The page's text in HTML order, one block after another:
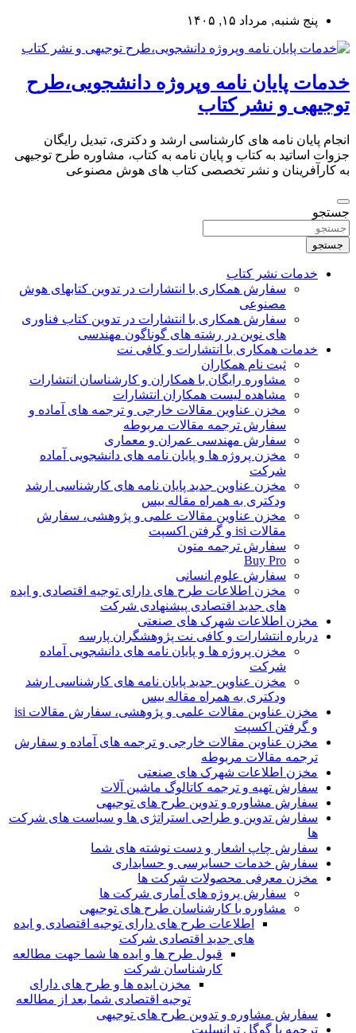
بروید
پنج شنبه, مرداد ۱۵, ۱۴۰۵
خدمات پایان نامه وپروژه دانشجویی،طرح
توجیهی و نشر کتاب
انجام پایان نامه های کارشناسی ارشد و دکتری، تبدیل رایگان
جزوات اساتید به کتاب و پایان نامه به کتاب، مشاوره طرح توجیهی
به کارآفرینان و نشر تخصصی کتاب های هوش مصنوعی
جستجو
جستجو
خدمات نشر کتاب
سفارش همکاری با انتشارات در تدوین کتابهای هوش
مصنوعی
سفارش همکاری با انتشارات در تدوین کتاب فناوری
های نوین در رشته های گوناگون مهندسی
خدمات همکاری با انتشارات و کافی نت
ثبت نام همکاران
مشاوره رایگان با همکاران و کارشناسان انتشارات
مشاهده لیست همکاران انتشارات
مخزن عناوین مقالات خارجی و ترجمه های آماده و
سفارش ترجمه مقالات مربوطه
سفارش مهندسی عمران و معماری
مخزن پروژه ها و پایان نامه های دانشجویی آماده
شرکت
مخزن عناوین جدید پایان نامه های کارشناسی ارشد
ودکتری به همراه مقاله بیس
مخزن عناوین مقالات علمی و پژوهشی، سفارش
مقالات isi و گرفتن اکسپت
سفارش ترجمه متون
Buy Pro
سفارش علوم انسانی
مخزن اطلاعات طرح های دارای توجیه اقتصادی و ایده
های جدید اقتصادی پیشنهادی شرکت
مخزن اطلاعات شهرک های صنعتی
درباره انتشارات و کافی نت پژوهشگران پارسه
مخزن پروژه ها و پایان نامه های دانشجویی آماده
شرکت
مخزن عناوین جدید پایان نامه های کارشناسی ارشد
ودکتری به همراه مقاله بیس
مخزن عناوین مقالات علمی و پژوهشی، سفارش مقالات isi
و گرفتن اکسپت
مخزن عناوین مقالات خارجی و ترجمه های آماده و سفارش
ترجمه مقالات مربوطه
مخزن اطلاعات شهرک های صنعتی
سفارش تهیه و ترجمه کاتالوگ ماشین آلات
سفارش مشاوره و تدوین طرح های توجیهی
سفارش تدوین و طراحی استراتژی ها و سیاست های شرکت
ها
سفارش چاپ اشعار و دست نوشته های شما
سفارش خدمات حسابرسی و حسابداری
مخزن معرفی محصولات شرکت ها
سفارش پروژه های آماری شرکت ها
مشاوره با کارشناسان طرح های توجیهی
اطلاعات طرح های دارای توجیه اقتصادی و ایده
های جدید اقتصادی شرکت
قبول طرح ها و ایده ها شما جهت مطالعه
کارشناسان شرکت
مخزن ایده ها و طرح های دارای
توجیه اقتصادی شما بعد از مطالعه
سفارش مشاوره و تدوین طرح های توجیهی
ترجمه با گوگل ترانسلیت